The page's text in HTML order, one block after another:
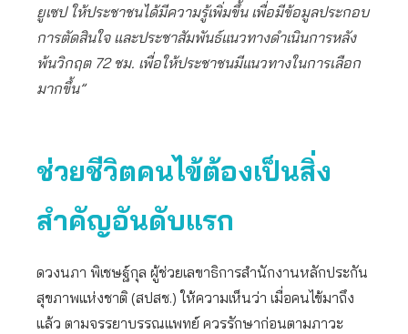
ยูเซป ให้ประชาชนได้มีความรู้เพิ่มขึ้น เพื่อมีข้อมูลประกอบ
การตัดสินใจ และประชาสัมพันธ์แนวทางดำเนินการหลัง
พ้นวิกฤต 72 ชม. เพื่อให้ประชาชนมีแนวทางในการเลือก
มากขึ้น”
ช่วยชีวิตคนไข้ต้องเป็นสิ่ง
สำคัญอันดับแรก
ดวงนภา พิเชษฐ์กุล ผู้ช่วยเลขาธิการสำนักงานหลักประกัน
สุขภาพแห่งชาติ (สปสช.) ให้ความเห็นว่า เมื่อคนไข้มาถึง
แล้ว ตามจรรยาบรรณแพทย์ ควรรักษาก่อนตามภาวะ